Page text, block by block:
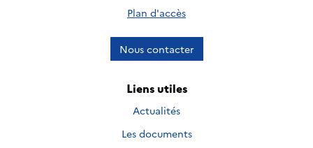
Plan d'accès
Nous contacter
Liens utiles
Actualités
Les documents